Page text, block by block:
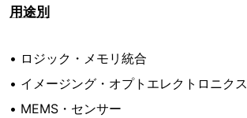
用途別
• ロジック・メモリ統合
• イメージング・オプトエレクトロニクス
• MEMS・センサー